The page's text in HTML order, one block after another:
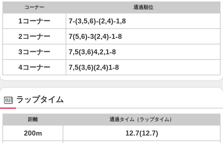
コーナー 通過順位
1コーナー
7-(3,5,6)-(2,4)-1,8
2コーナー
7(5,6)-3(2,4)-1-8
3コーナー
7,5(3,6)4,2,1-8
4コーナー
7,5(3,6)(2,4)1-8
ラップタイム
距離 通過タイム（ラップタイム）
200m
12.7(12.7)